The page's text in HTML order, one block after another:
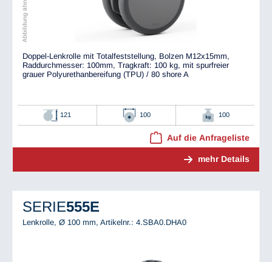
Doppel-Lenkrolle mit Totalfeststellung, Bolzen M12x15mm,
Raddurchmesser: 100mm, Tragkraft: 100 kg, mit spurfreier
grauer Polyurethanbereifung (TPU) / 80 shore A
121 100 100
Auf die Anfrageliste
mehr Details
SERIE555E
Lenkrolle, Ø 100 mm, Artikelnr.: 4.SBA0.DHA0